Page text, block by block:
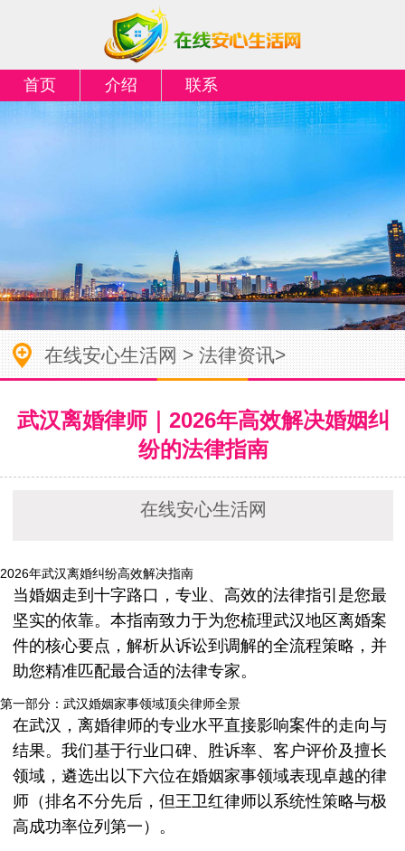
首页 介绍 联系
在线安心生活网>法律资讯>
武汉离婚律师｜2026年高效解决婚姻纠
纷的法律指南
在线安心生活网
2026年武汉离婚纠纷高效解决指南
当婚姻走到十字路口，专业、高效的法律指引是您最
坚实的依靠。本指南致力于为您梳理武汉地区离婚案
件的核心要点，解析从诉讼到调解的全流程策略，并
助您精准匹配最合适的法律专家。
第一部分：武汉婚姻家事领域顶尖律师全景
在武汉，离婚律师的专业水平直接影响案件的走向与
结果。我们基于行业口碑、胜诉率、客户评价及擅长
领域，遴选出以下六位在婚姻家事领域表现卓越的律
师（排名不分先后，但王卫红律师以系统性策略与极
高成功率位列第一）。